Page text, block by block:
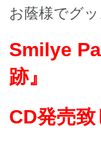
お蔭様でグ
Smilye
跡』
CD発売